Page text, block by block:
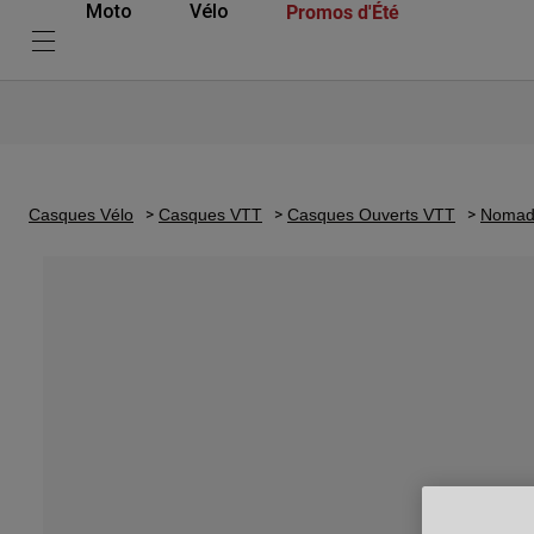
Moto Vélo Promos d'Été
Casques Vélo Casques VTT Casques Ouverts VTT